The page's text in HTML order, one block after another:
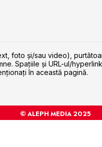
foto și/sau video),
Spaţiile şi URL-ul/
în această pagină.
© ALEPH MEDIA 2025